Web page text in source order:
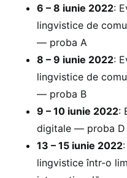
6 – 8 iunie 2022:
lingvistice de
— proba A
8 – 9 iunie 2022:
lingvistice de
— proba B
9 – 10 iunie 2022:
digitale — proba D
13 – 15 iunie 2022
lingvistice într-o